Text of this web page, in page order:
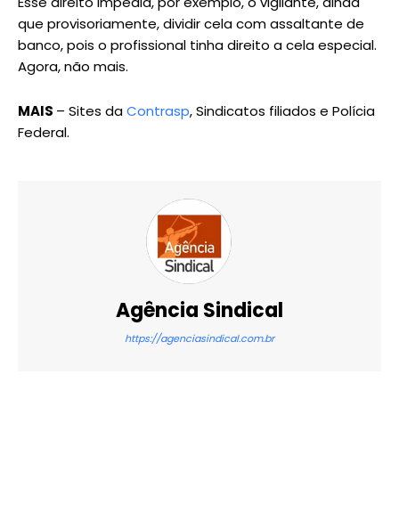
que provisoriamente, dividir cela com assaltante de
banco, pois o profissional tinha direito a cela especial.
Agora, não mais.
MAIS – Sites daContrasp, Sindicatos filiados e Polícia
Federal.
Agência Sindical
https://agenciasindical.com.br